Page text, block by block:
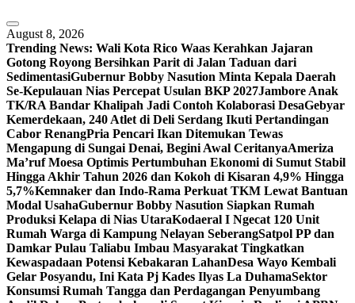
August 8, 2026
Trending News: Wali Kota Rico Waas Kerahkan Jajaran
Gotong Royong Bersihkan Parit di Jalan Taduan dari
SedimentasiGubernur Bobby Nasution Minta Kepala Daerah
Se-Kepulauan Nias Percepat Usulan BKP 2027Jambore Anak
TK/RA Bandar Khalipah Jadi Contoh Kolaborasi DesaGebyar
Kemerdekaan, 240 Atlet di Deli Serdang Ikuti Pertandingan
Cabor RenangPria Pencari Ikan Ditemukan Tewas
Mengapung di Sungai Denai, Begini Awal Ceritanya‎Ameriza
Ma’ruf Moesa‎ Optimis Pertumbuhan Ekonomi di Sumut Stabil
Hingga Akhir Tahun 2026 dan Kokoh di Kisaran 4,9% Hingga
5,7%Kemnaker dan Indo-Rama Perkuat TKM Lewat Bantuan
Modal UsahaGubernur Bobby Nasution Siapkan Rumah
Produksi Kelapa di Nias UtaraKodaeral I Ngecat 120 Unit
Rumah Warga di Kampung Nelayan SeberangSatpol PP dan
Damkar Pulau Taliabu Imbau Masyarakat Tingkatkan
Kewaspadaan Potensi Kebakaran LahanDesa Wayo Kembali
Gelar Posyandu, Ini Kata Pj Kades Ilyas La DuhamaSektor
Konsumsi Rumah Tangga dan Perdagangan Penyumbang